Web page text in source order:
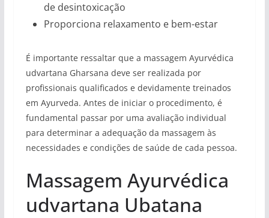
de desintoxicação
Proporciona relaxamento e bem-estar
É importante ressaltar que a massagem Ayurvédica
udvartana Gharsana deve ser realizada por
profissionais qualificados e devidamente treinados
em Ayurveda. Antes de iniciar o procedimento, é
fundamental passar por uma avaliação individual
para determinar a adequação da massagem às
necessidades e condições de saúde de cada pessoa.
Massagem Ayurvédica
udvartana Ubatana